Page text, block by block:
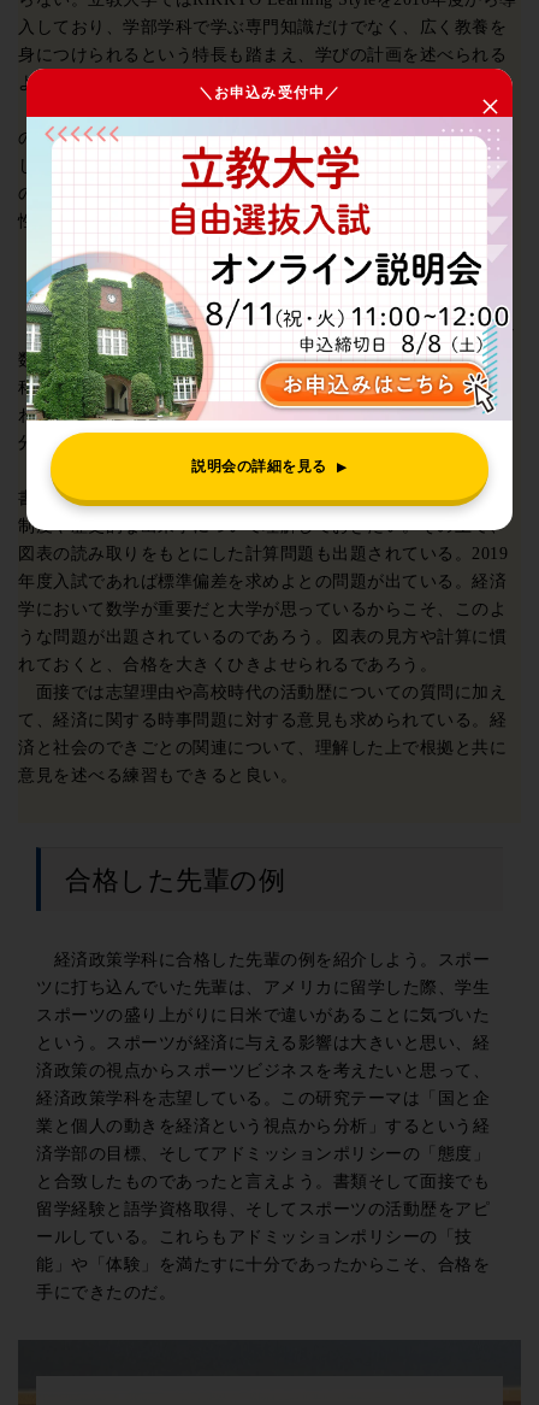
×
＼お申込み受付中／
説明会の詳細を見る ▶
入しており、学部学科で学ぶ専門知識だけでなく、広く教養を
身につけられるという特長も踏まえ、学びの計画を述べられる
よう、理解を深めたい。
最後に、注意したいのが「ながら」という指示である。自ら
の実績紹介をもとに高い能力や秀でた個性を有していると証明
し、さらにそれを立教大学でどのように伸ばし、開花させたい
のか、説明する必要がある。過去の活動歴と大学の学びに関係
性があるように記述するのがポイントであろう。
【第2次選考について】
第2次選考は現代の政治や経済に関する知識や関心、基礎的な
数学的分析能力を問う「総合科目」と面接である。この「総合
科目」は日本語による説明能力だけでなく、数学的思考力も問
われる試験内容となっており、対策しているかどうかで合否を
分ける可能性がある。
まずは経済学の基礎を理解しておくと良い。政治経済の教科
書や資料集を使い、用語や指標の意味、代表的な経済に関する
制度や歴史的な出来事について理解しておきたい。その上で、
図表の読み取りをもとにした計算問題も出題されている。2019
年度入試であれば標準偏差を求めよとの問題が出ている。経済
学において数学が重要だと大学が思っているからこそ、このよ
うな問題が出題されているのであろう。図表の見方や計算に慣
れておくと、合格を大きくひきよせられるであろう。
面接では志望理由や高校時代の活動歴についての質問に加え
て、経済に関する時事問題に対する意見も求められている。経
済と社会のできごとの関連について、理解した上で根拠と共に
意見を述べる練習もできると良い。
合格した先輩の例
経済政策学科に合格した先輩の例を紹介しよう。スポー
ツに打ち込んでいた先輩は、アメリカに留学した際、学生
スポーツの盛り上がりに日米で違いがあることに気づいた
という。スポーツが経済に与える影響は大きいと思い、経
済政策の視点からスポーツビジネスを考えたいと思って、
経済政策学科を志望している。この研究テーマは「国と企
業と個人の動きを経済という視点から分析」するという経
済学部の目標、そしてアドミッションポリシーの「態度」
と合致したものであったと言えよう。書類そして面接でも
留学経験と語学資格取得、そしてスポーツの活動歴をアピ
ールしている。これらもアドミッションポリシーの「技
能」や「体験」を満たすに十分であったからこそ、合格を
手にできたのだ。